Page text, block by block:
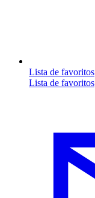
Lista de favoritos